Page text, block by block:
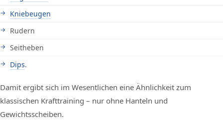
Kniebeugen
Rudern
Seitheben
Dips.
Damit ergibt sich im Wesentlichen eine Ähnlichkeit zum
klassischen Krafttraining – nur ohne Hanteln und
Gewichtsscheiben.